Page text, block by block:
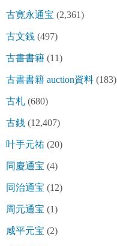
古寛永通宝 (2,361)
古文銭 (497)
古書書籍 (11)
古書書籍 auction資料 (183)
古札 (680)
古銭 (12,407)
叶手元祐 (20)
同慶通宝 (4)
同治通宝 (12)
周元通宝 (1)
咸平元宝 (2)